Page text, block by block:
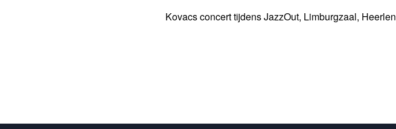
Kovacs concert tijdens JazzOut, Limburgzaal, Heerlen